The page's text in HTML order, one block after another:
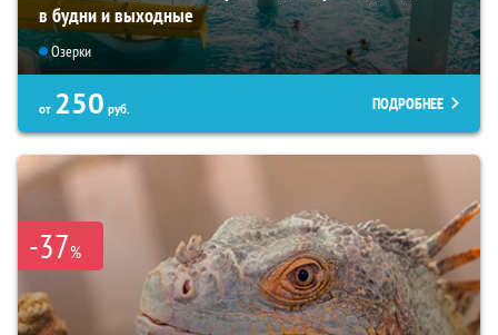
в будни и выходные
Озерки
от 250 руб. ПОДРОБНЕЕ
-37%